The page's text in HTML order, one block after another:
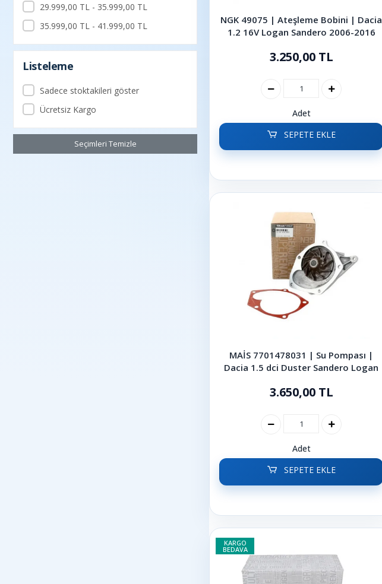
29.999,00 TL - 35.999,00 TL
35.999,00 TL - 41.999,00 TL
Listeleme
Sadece stoktakileri göster
Ücretsiz Kargo
Seçimleri Temizle
NGK 49075 | Ateşleme Bobini | Dacia
1.2 16V Logan Sandero 2006-2016
3.250,00 TL
Adet
SEPETE EKLE
MAİS 7701478031 | Su Pompası |
Dacia 1.5 dci Duster Sandero Logan
3.650,00 TL
Adet
SEPETE EKLE
KARGO
BEDAVA